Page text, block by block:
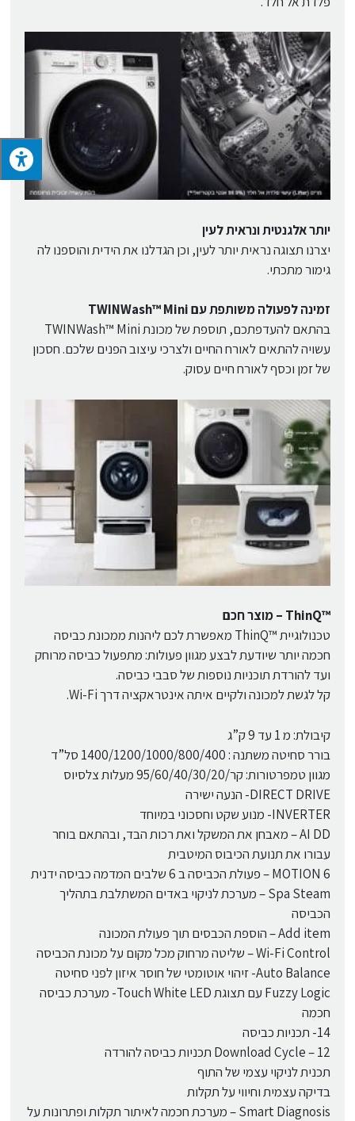
יותר אלגנטית ונראית לעין
יצרנו תצוגה נראית יותר לעין, וכן הגדלנו את הידית והוספנו לה
גימור מתכתי.
זמינה לפעולה משותפת עם TWINWash™ Mini
בהתאם להעדפתכם, תוספת של מכונת TWINWash™ Mini
עשויה להתאים לאורח החיים ולצרכי עיצוב הפנים שלכם. חסכון
של זמן וכסף לאורח חיים עסוק.
™ThinQ – מוצר חכם
טכנולוגיית ™ThinQ מאפשרת לכם ליהנות ממכונת כביסה
חכמה יותר שיודעת לבצע מגוון פעולות: מתפעול כביסה מרוחק
ועד להורדת תוכניות נוספות של סבבי כביסה.
קל לגשת למכונה ולקיים איתה אינטראקציה דרך Wi-Fi.
קיבולת: מ 1 עד 9 ק”ג
בורר סחיטה משתנה : 1400/1200/1000/800/400 סל”ד
מגוון טמפרטורות: קר/95/60/40/30/20 מעלות צלסיוס
DIRECT DRIVE- הנעה ישירה
INVERTER- מנוע שקט וחסכוני במיוחד
AI DD – מאבחן את המשקל ואת רכות הבד, ובהתאם בוחר
עבורו את תנועת הכיבוס המיטבית
6 MOTION – פעולת הכביסה ב 6 שלבים המדמה כביסה ידנית
Spa Steam – מערכת לניקוי באדים המשתלבת בתהליך
הכביסה
Add item – הוספת הכבסים תוך פעולת המכונה
Wi-Fi Control – שליטה מרחוק מכל מקום על מכונת הכביסה
Auto Balance- זיהוי אוטומטי של חוסר איזון לפני סחיטה
Fuzzy Logic עם תצוגת Touch White LED- מערכת כביסה
חכמה
14- תכניות כביסה
Download Cycle – 12 תכניות כביסה להורדה
תכנית לניקוי עצמי של התוף
בדיקה עצמית וחיווי על תקלות
Smart Diagnosis – מערכת חכמה לאיתור תקלות ופתרונות על